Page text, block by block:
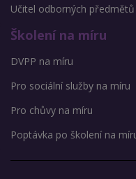
Učitel odborných
Školení na míru
DVPP na míru
Pro sociální služby na míru
Pro chůvy na míru
Poptávka po školení na